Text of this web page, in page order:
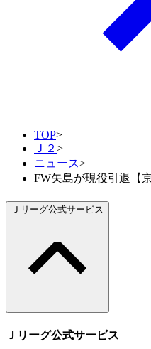
TOP>
Ｊ２ >
ニュース>
FW矢島が現役引退【京
Ｊリーグ公式サービス
Ｊリーグ公式サービス